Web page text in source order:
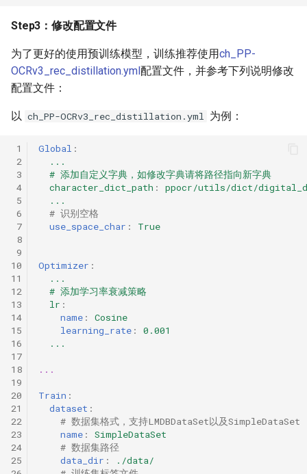
Step3：修改配置文件
为了更好的使用预训练模型，训练推荐使用ch_PP-
OCRv3_rec_distillation.yml配置文件，并参考下列说明修改
配置文件：
以 ch_PP-OCRv3_rec_distillation.yml 为例：
1
2
3
4
5
6
7
8
9
10
11
12
13
14
15
16
17
18
19
20
21
22
23
24
25
Global :
...
# 添加自定义字典，如修改字典请将路径指向新字典
character_dict_path :
ppocr/utils/dict/
...
# 识别空格
use_space_char : True
Optimizer :
...
# 添加学习率衰减策略
lr :
name :
Cosine
learning_rate :
0.001
...
...
Train :
dataset :
# 数据集格式，支持LMDBDataSet以及SimpleDataSet
name :
SimpleDataSet
# 数据集路径
data_dir :
./data/